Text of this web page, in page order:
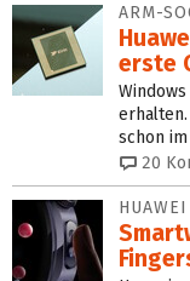
ARM-
erste
schon
20